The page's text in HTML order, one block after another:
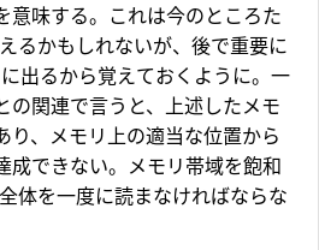
意味する。これは今のところた
るかもしれないが、後で重要に
出るから覚えておくように。一
の関連で言うと、上述したメモ
り、メモリ上の適当な位置から
成できない。メモリ帯域を飽和
体を一度に読まなければならな